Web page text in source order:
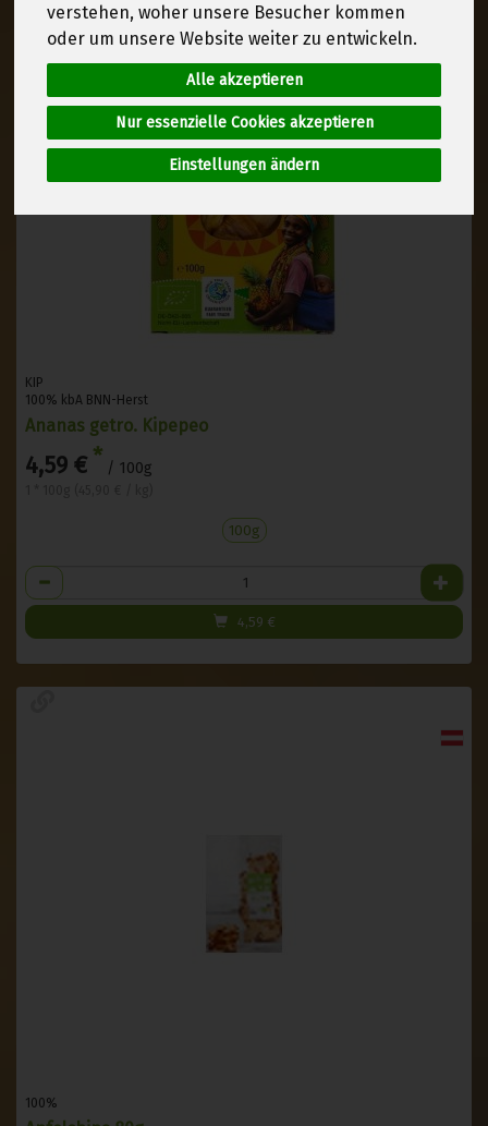
verstehen, woher unsere Besucher kommen
oder um unsere Website weiter zu entwickeln.
Alle akzeptieren
Nur essenzielle Cookies akzeptieren
Einstellungen ändern
KIP
100% kbA BNN-Herst
Ananas getro. Kipepeo
4,59 € * / 100g
100g
Anzahl
4,59 €
100%